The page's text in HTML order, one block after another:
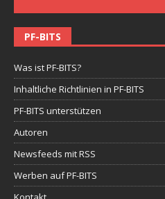
PF-BITS
Was ist PF-BITS?
Inhaltliche Richtlinien in PF-BITS
PF-BITS unterstützen
Autoren
Newsfeeds mit RSS
Werben auf PF-BITS